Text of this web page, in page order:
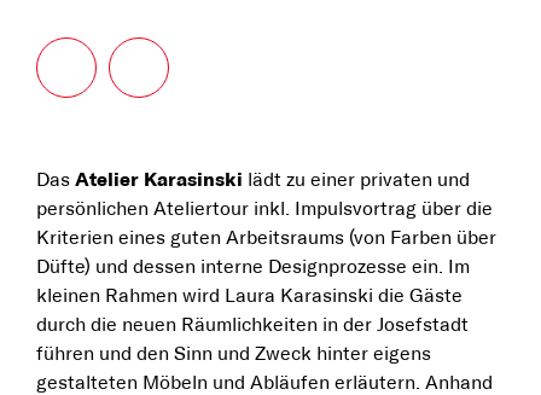
Das Atelier Karasinski lädt zu einer privaten und
persönlichen Ateliertour inkl. Impulsvortrag über die
Kriterien eines guten Arbeitsraums (von Farben über
Düfte) und dessen interne Designprozesse ein. Im
kleinen Rahmen wird Laura Karasinski die Gäste
durch die neuen Räumlichkeiten in der Josefstadt
führen und den Sinn und Zweck hinter eigens
gestalteten Möbeln und Abläufen erläutern. Anhand